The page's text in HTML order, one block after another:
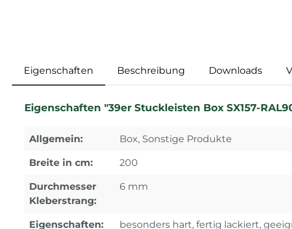
Eigenschaften Beschreibung Downloads
Eigenschaften "39er Stuckleisten Box SX157-
Allgemein: Box, Sonstige Produkte
Breite in cm: 200
Durchmesser
Kleberstrang:
6 mm
Eigenschaften:
besonders hart, fertig lackiert,